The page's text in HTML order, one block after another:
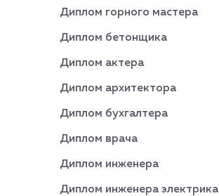
Диплом горного мастера
Диплом бетонщика
Диплом актера
Диплом архитектора
Диплом бухгалтера
Диплом врача
Диплом инженера
Диплом инженера электрика